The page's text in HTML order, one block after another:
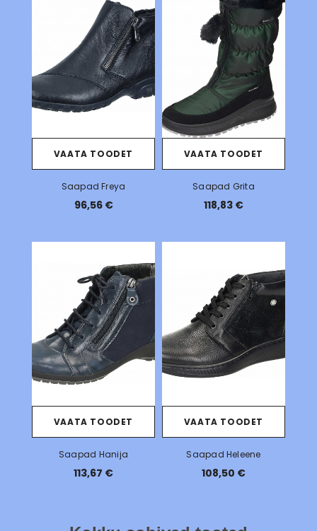
VAATA TOODET
Saapad Freya
96,56 €
VAATA TOODET
Saapad Grita
118,83 €
VAATA TOODET
Saapad Hanija
113,67 €
VAATA TOODET
Saapad Heleene
108,50 €